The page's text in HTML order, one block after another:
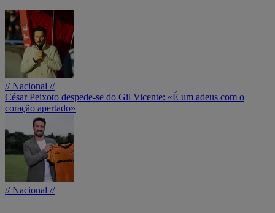
// Nacional //
César Peixoto despede-se do Gil Vicente: «É um adeus com o
coração apertado»
// Nacional //